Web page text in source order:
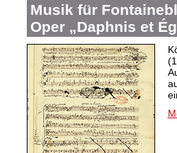
Musik für
Oper „Daphnis et